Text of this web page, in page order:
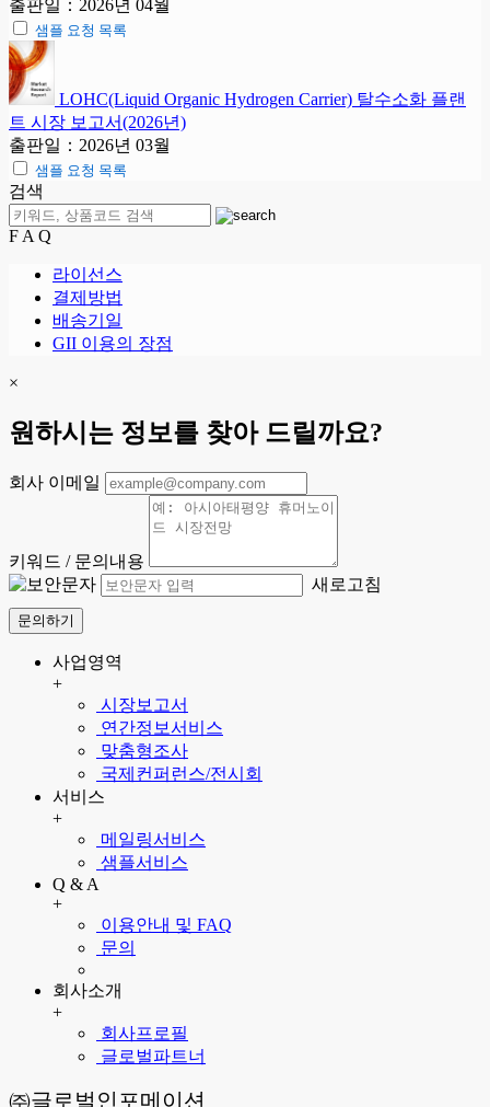
출판일：2026년 04월
샘플 요청 목록
LOHC(Liquid Organic Hydrogen Carrier) 탈수소화 플랜
트 시장 보고서(2026년)
출판일：2026년 03월
샘플 요청 목록
검색
F A Q
라이선스
결제방법
배송기일
GII 이용의 장점
×
원하시는 정보를 찾아 드릴까요?
회사 이메일
키워드 / 문의내용
새로고침
문의하기
사업영역
+
시장보고서
연간정보서비스
맞춤형조사
국제컨퍼런스/전시회
서비스
+
메일링서비스
샘플서비스
Q & A
+
이용안내 및 FAQ
문의
회사소개
+
회사프로필
글로벌파트너
㈜글로벌인포메이션